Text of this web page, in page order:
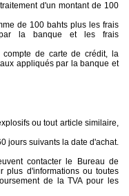
d'un montant de 100
de 100 bahts plus les frais
la banque et les frais
de carte de crédit, la
appliqués par la banque et
ou tout article similaire,
jours suivants la date d'achat.
contacter le Bureau de
plus d'informations ou toutes
de la TVA pour les